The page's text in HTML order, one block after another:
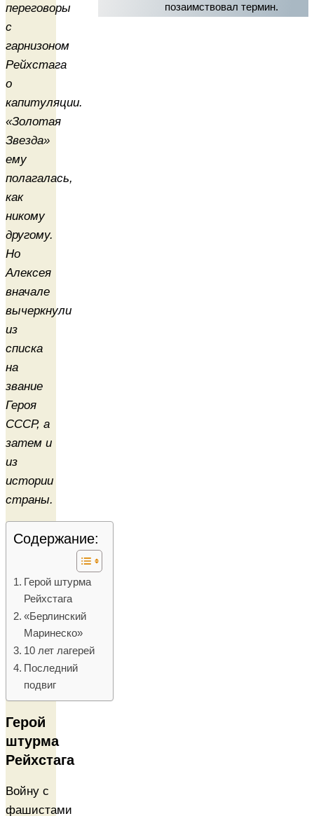
переговоры
с
гарнизоном
Рейхстага
о
капитуляции.
«Золотая
Звезда»
ему
полагалась,
как
никому
другому.
Но
Алексея
вначале
вычеркнули
из
списка
на
звание
Героя
СССР, а
затем и
из
истории
страны.
Содержание:
Герой штурма
Рейхстага
«Берлинский
Маринеско»
10 лет лагерей
Последний
подвиг
Герой
штурма
Рейхстага
Войну с
фашистами
позаимствовал термин.